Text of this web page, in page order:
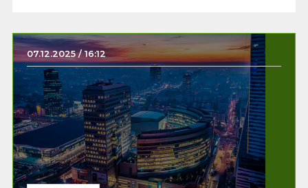
07.12.2025 / 16:12